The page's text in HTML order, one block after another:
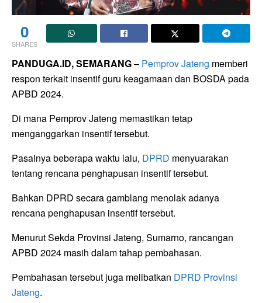
0
SHARES
PANDUGA.ID, SEMARANG– Pemprov Jateng memberi
respon terkait insentif guru keagamaan dan BOSDA pada
APBD 2024.
Di mana Pemprov Jateng memastikan tetap
menganggarkan insentif tersebut.
Pasalnya beberapa waktu lalu, DPRD menyuarakan
tentang rencana penghapusan insentif tersebut.
Bahkan DPRD secara gamblang menolak adanya
rencana penghapusan insentif tersebut.
Menurut Sekda Provinsi Jateng, Sumarno, rancangan
APBD 2024 masih dalam tahap pembahasan.
Pembahasan tersebut juga melibatkan DPRD Provinsi
Jateng.